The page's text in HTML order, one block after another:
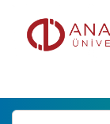
Ara